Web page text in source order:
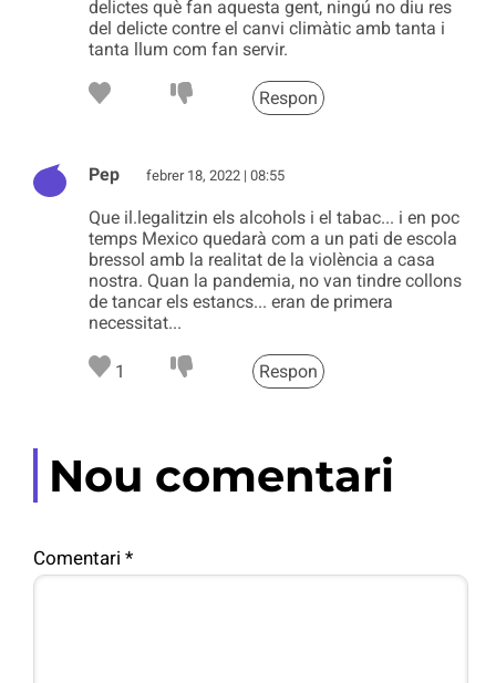
delictes què fan aquesta gent, ningú no diu res
del delicte contre el canvi climàtic amb tanta i
tanta llum com fan servir.
Respon
Pep febrer 18, 2022 | 08:55
Que il.legalitzin els alcohols i el tabac... i en poc
temps Mexico quedarà com a un pati de escola
bressol amb la realitat de la violència a casa
nostra. Quan la pandemia, no van tindre collons
de tancar els estancs... eran de primera
necessitat...
1 Respon
Nou comentari
Comentari *